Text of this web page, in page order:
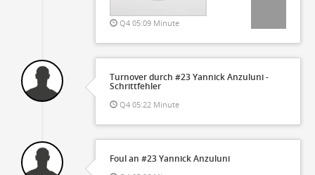
Q4 05:09 Minute
Turnover durch #23 Yannick Anzuluni -
Schrittfehler
Q4 05:22 Minute
Foul an #23 Yannick Anzuluni